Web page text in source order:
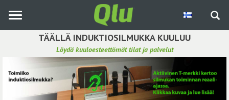
pääsisältöön
TÄÄLLÄ INDUKTIOSILMUKKA KUULUU
Löydä kuuloesteettömät tilat ja palvelut
Etsi induktiosilmukka
Tee ehdotus ja vaikuta kuulemiskokemukseen